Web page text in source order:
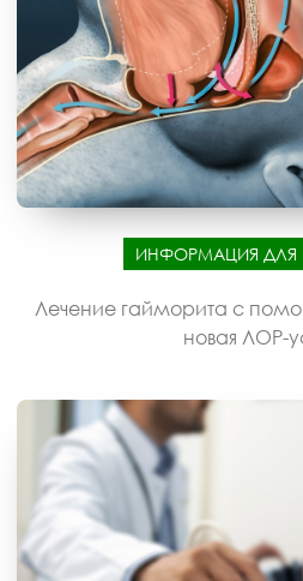
ИНФОРМАЦИЯ ДЛЯ
Лечение гайморита с
новая ЛОР-